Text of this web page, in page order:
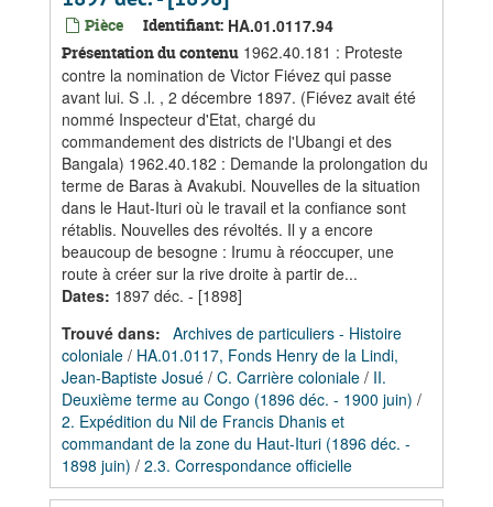
Pièce Identifiant: HA.01.0117.94
Présentation du contenu 1962.40.181 : Proteste
contre la nomination de Victor Fiévez qui passe
avant lui. S .l. , 2 décembre 1897. (Fiévez avait été
nommé Inspecteur d'Etat, chargé du
commandement des districts de l'Ubangi et des
Bangala) 1962.40.182 : Demande la prolongation du
terme de Baras à Avakubi. Nouvelles de la situation
dans le Haut-Ituri où le travail et la confiance sont
rétablis. Nouvelles des révoltés. Il y a encore
beaucoup de besogne : Irumu à réoccuper, une
route à créer sur la rive droite à partir de...
Dates: 1897 déc. - [1898]
Trouvé dans: Archives de particuliers - Histoire
coloniale / HA.01.0117, Fonds Henry de la Lindi,
Jean-Baptiste Josué / C. Carrière coloniale / II.
Deuxième terme au Congo (1896 déc. - 1900 juin) /
2. Expédition du Nil de Francis Dhanis et
commandant de la zone du Haut-Ituri (1896 déc. -
1898 juin) / 2.3. Correspondance officielle